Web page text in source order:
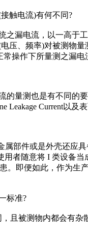
触电流)有何不同?
漏电流，以一高于
压、频率)对被测物
常操作下所量测之漏电
测也是有不同的要
Leakage Current以及
部件或是外壳还应具
用者随意将 I 类设备
。即便如此，作为生
标准?
被测物内都会有杂